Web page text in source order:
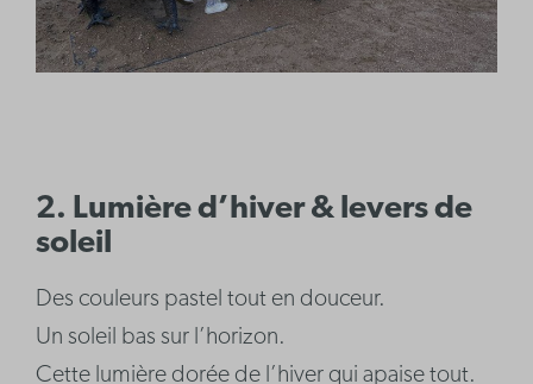
2. Lumière d’hiver & levers de
soleil
Des couleurs pastel tout en douceur.
Un soleil bas sur l’horizon.
Cette lumière dorée de l’hiver qui apaise tout.